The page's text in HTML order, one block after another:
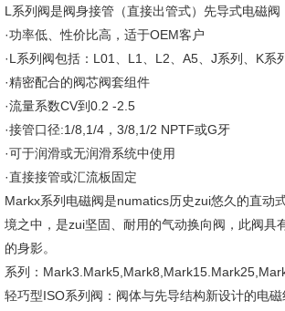
L系列阀是阀身接管（直接出管式）先导式电磁阀
·功率低、性价比高，适于OEM客户
·L系列阀包括：L01、L1、L2、A5、J系列、K系
·精密配合的阀芯阀套组件
·流量系数CV到0.2 -2.5
·接管口径:1/8,1/4，3/8,1/2 NPTF或G牙
·可于润滑或无润滑系统中使用
·直接接管或汇流板固定
Markx系列电磁阀是numatics历史zui悠久的直动
境之中，是zui坚固、耐用的气动换向阀，此阀
的身影。
系列：
轻巧型ISO系列阀：阀体与先导结构新设计的电